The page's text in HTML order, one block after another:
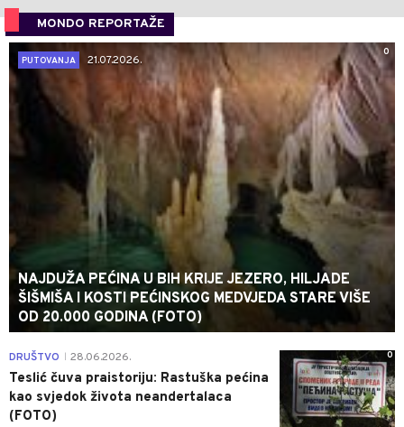
MONDO REPORTAŽE
0
PUTOVANJA
21.07.2026.
NAJDUŽA PEĆINA U BIH KRIJE JEZERO, HILJADE
ŠIŠMIŠA I KOSTI PEĆINSKOG MEDVJEDA STARE VIŠE
OD 20.000 GODINA (FOTO)
0
DRUŠTVO 28.06.2026.
Teslić čuva praistoriju: Rastuška pećina
kao svjedok života neandertalaca
(FOTO)